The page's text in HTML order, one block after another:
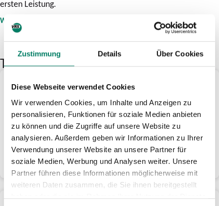
Zustimmung Details Über Cookies
Diese Webseite verwendet Cookies
Wir verwenden Cookies, um Inhalte und Anzeigen zu
personalisieren, Funktionen für soziale Medien anbieten
zu können und die Zugriffe auf unsere Website zu
analysieren. Außerdem geben wir Informationen zu Ihrer
Verwendung unserer Website an unsere Partner für
soziale Medien, Werbung und Analysen weiter. Unsere
Partner führen diese Informationen möglicherweise mit
weiteren Daten zusammen, die Sie ihnen bereitgestellt
ersten Leistung.
WEITERE INFOS
Ticket kaufen
Vor Ort
stationären Fahrausweisdruckern der Stadtwerke Bonn
(SWB) und der Deutschen Bahn (DB), bei den unten
aufgeführten Tourist-Informationen sowie in einigen
Hotels und Museen.
MEHR ERFAHREN